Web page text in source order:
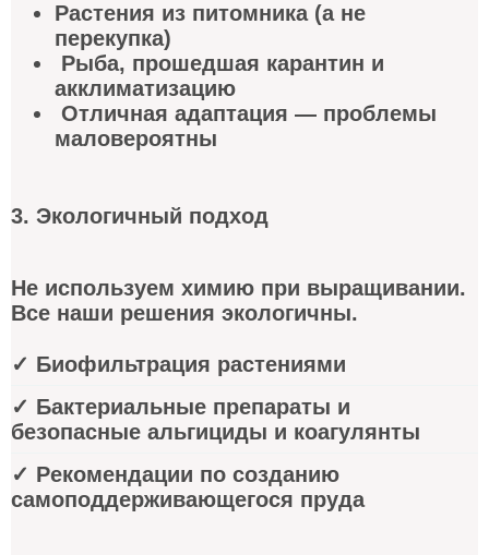
Растения из питомника (а не
перекупка)
Рыба, прошедшая карантин и
акклиматизацию
Отличная адаптация — проблемы
маловероятны
3. Экологичный подход
Не используем химию при выращивании.
Все наши решения экологичны.
✓ Биофильтрация растениями
✓ Бактериальные препараты и
безопасные альгициды и коагулянты
✓ Рекомендации по созданию
самоподдерживающегося пруда